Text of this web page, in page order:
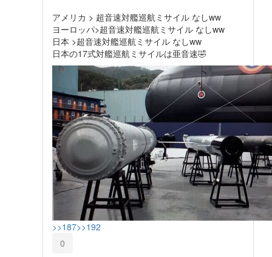
アメリカ > 超音速対艦巡航ミサイル なしww
ヨーロッパ>超音速対艦巡航ミサイル なしww
日本 >超音速対艦巡航ミサイル なしww
日本の17式対艦巡航ミサイルは亜音速🤣
>>187>>192
0